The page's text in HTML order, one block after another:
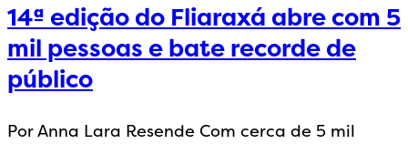
14ª edição do Fliaraxá abre com 5
mil pessoas e bate recorde de
público
Por Anna Lara Resende Com cerca de 5 mil